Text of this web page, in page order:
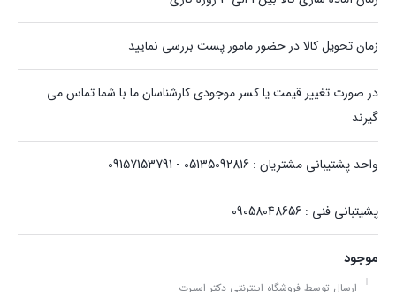
زمان تحویل کالا در حضور مامور پست بررسی نمایید
در صورت تغییر قیمت یا کسر موجودی کارشناسان ما با شما تماس می
گیرند
واحد پشتیبانی مشتریان : 05135092816 - 09157153791
پشیتبانی فنی : 09058048656
موجود
ارسال توسط فروشگاه اینترنتی دکتر اسپرت